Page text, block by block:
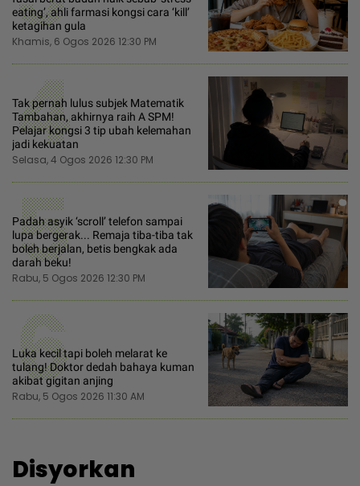
eating’, ahli farmasi kongsi cara ‘kill’
ketagihan gula
Khamis, 6 Ogos 2026 12:30 PM
4
Tak pernah lulus subjek Matematik
Tambahan, akhirnya raih A SPM!
Pelajar kongsi 3 tip ubah kelemahan
jadi kekuatan
Selasa, 4 Ogos 2026 12:30 PM
5
Padah asyik ‘scroll’ telefon sampai
lupa bergerak... Remaja tiba-tiba tak
boleh berjalan, betis bengkak ada
darah beku!
Rabu, 5 Ogos 2026 12:30 PM
6
Luka kecil tapi boleh melarat ke
tulang! Doktor dedah bahaya kuman
akibat gigitan anjing
Rabu, 5 Ogos 2026 11:30 AM
Disyorkan